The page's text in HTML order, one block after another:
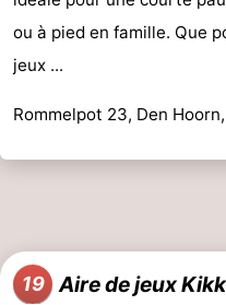
ou à pied en famille. Que
jeux ...
Rommelpot 23, Den
19 Aire de jeux